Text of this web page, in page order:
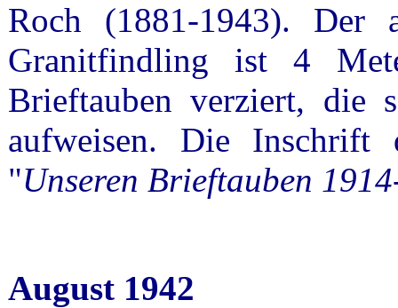
Roch (1881-1943). Der
Granitfindling ist 4
Brieftauben verziert, die
aufweisen. Die Inschrift
"Unseren Brieftauben
August 1942